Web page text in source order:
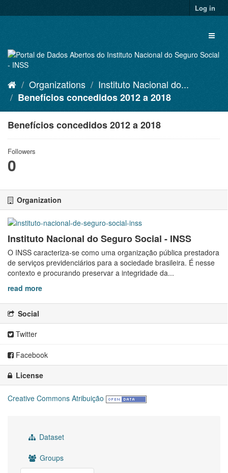
to
Log in
Organizations
Instituto Nacional do...
Benefícios concedidos 2012 a 2018
Benefícios concedidos 2012 a 2018
Followers
0
Organization
Instituto Nacional do Seguro Social - INSS
O INSS caracteriza-se como uma organização pública prestadora
de serviços previdenciários para a sociedade brasileira. É nesse
contexto e procurando preservar a integridade da...
read more
Social
Twitter
Facebook
License
Creative Commons Atribuição
Dataset
Groups